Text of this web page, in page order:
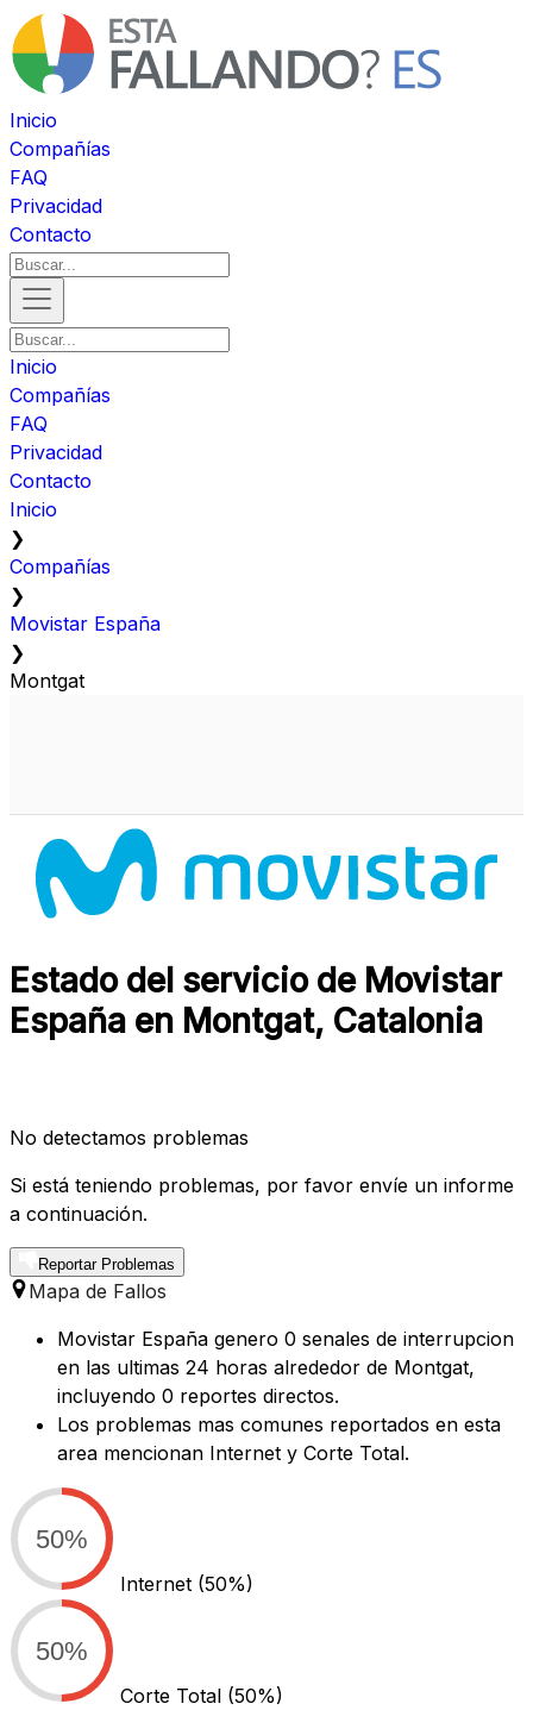
Inicio
Compañías
FAQ
Privacidad
Contacto
Inicio
Compañías
FAQ
Privacidad
Contacto
Inicio
❯
Compañías
❯
Movistar España
❯
Montgat
Estado del servicio de Movistar
España en Montgat, Catalonia
No detectamos problemas
Si está teniendo problemas, por favor envíe un informe
a continuación.
Reportar Problemas
Mapa de Fallos
Movistar España genero 0 senales de interrupcion
en las ultimas 24 horas alrededor de Montgat,
incluyendo 0 reportes directos.
Los problemas mas comunes reportados en esta
area mencionan Internet y Corte Total.
50%
Internet (50%)
50%
Corte Total (50%)